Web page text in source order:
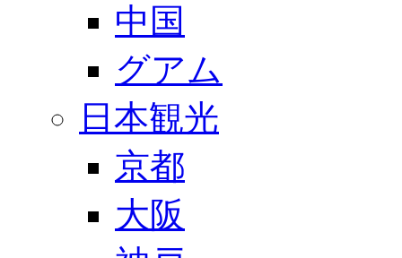
中国
グアム
日本観光
京都
大阪